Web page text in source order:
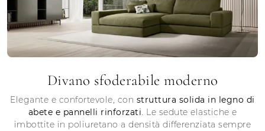
Divano sfoderabile moderno
Elegante e confortevole, con struttura solida in legno di
abete e pannelli rinforzati. Le sedute elastiche e
imbottite in poliuretano a densità differenziata sempre